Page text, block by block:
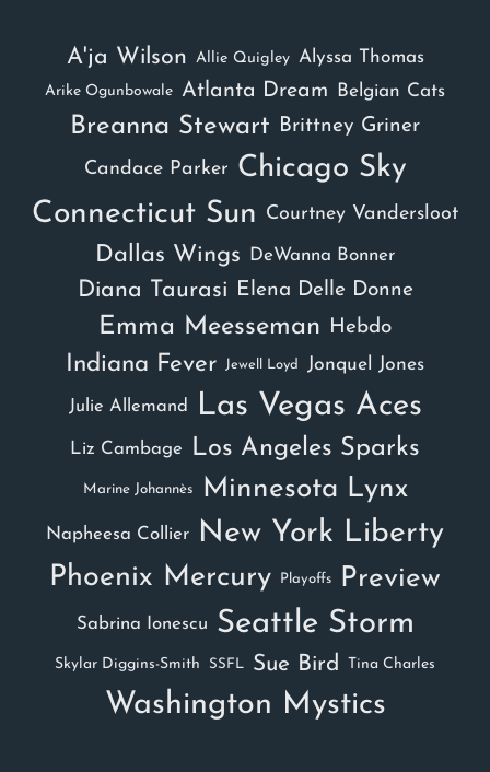
A'ja Wilson Allie Quigley Alyssa Thomas
Arike Ogunbowale Atlanta Dream Belgian Cats
Breanna Stewart Brittney Griner
Candace Parker Chicago Sky
Connecticut Sun
Courtney Vandersloot
Dallas Wings DeWanna Bonner
Diana Taurasi Elena Delle Donne
Emma Meesseman Hebdo
Indiana Fever Jewell Loyd Jonquel Jones
Julie Allemand Las Vegas Aces
Liz Cambage Los Angeles Sparks
Marine Johannès Minnesota Lynx
Napheesa Collier New York Liberty
Phoenix Mercury Playoffs Preview
Sabrina Ionescu Seattle Storm
Skylar Diggins-Smith SSFL Sue Bird Tina Charles
Washington Mystics